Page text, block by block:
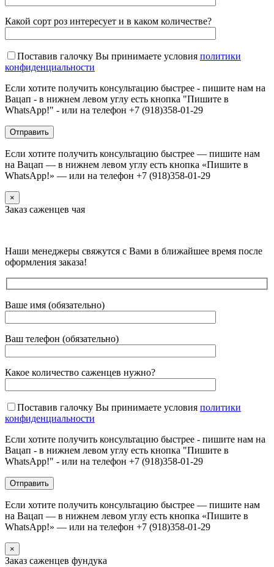
Какой сорт роз интересует и в каком количестве?
Поставив галочку Вы принимаете условия политики
конфиденциальности
Если хотите получить консультацию быстрее - пишите нам на
Вацап - в нижнем левом углу есть кнопка "Пишите в
WhatsApp!" - или на телефон +7 (918)358-01-29
Если хотите получить консультацию быстрее — пишите нам
на Вацап — в нижнем левом углу есть кнопка «Пишите в
WhatsApp!» — или на телефон +7 (918)358-01-29
×
Заказ саженцев чая
Наши менеджеры свяжутся с Вами в ближайшее время после
оформления заказа!
Ваше имя (обязательно)
Ваш телефон (обязательно)
Какое количество саженцев нужно?
Поставив галочку Вы принимаете условия политики
конфиденциальности
Если хотите получить консультацию быстрее - пишите нам на
Вацап - в нижнем левом углу есть кнопка "Пишите в
WhatsApp!" - или на телефон +7 (918)358-01-29
Если хотите получить консультацию быстрее — пишите нам
на Вацап — в нижнем левом углу есть кнопка «Пишите в
WhatsApp!» — или на телефон +7 (918)358-01-29
×
Заказ саженцев фундука